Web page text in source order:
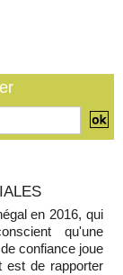
» après
par la France
en 2016, qui
qu'une
confiance joue
est de rapporter